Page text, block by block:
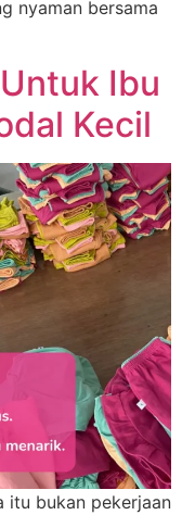
nyaman bersama
Ibu
Kecil
itu bukan pekerjaan